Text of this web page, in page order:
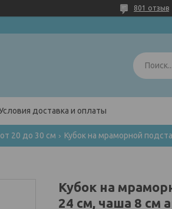
801 отзыв
доставка и оплаты
20 до 30 см
Кубок на
24 см, чаша 8 см